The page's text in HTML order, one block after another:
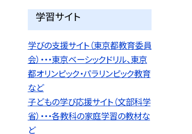
学習サイト
学びの支援サイト（東京都教育委員
会）・・・東京ベーシックドリル、東京
都オリンピック・パラリンピック教育
など
子どもの学び応援サイト（文部科学
省）・・・各教科の家庭学習の教材な
ど